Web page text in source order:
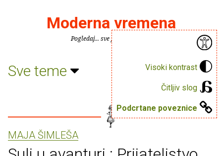
Visoki kontrast
Čitljiv slog
Podcrtane poveznice
Moderna vremena
Pogledaj... sve je puno knjiga.
Sve teme
MAJA ŠIMLEŠA